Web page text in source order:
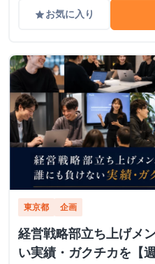
gradeお気に入り
東京都 企画
経営戦略部立ち上げメ
い実績・ガクチカを【週